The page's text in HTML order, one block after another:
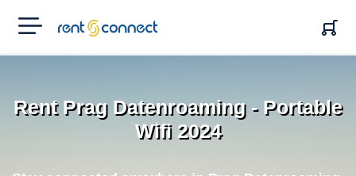
RENT'N
CONNECT
Rent Prag Datenroaming - Portable
Wifi 2024